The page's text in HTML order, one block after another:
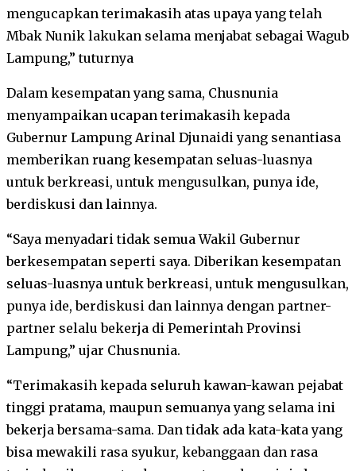
mengucapkan terimakasih atas upaya yang telah
Mbak Nunik lakukan selama menjabat sebagai Wagub
Lampung,” tuturnya
Dalam kesempatan yang sama, Chusnunia
menyampaikan ucapan terimakasih kepada
Gubernur Lampung Arinal Djunaidi yang senantiasa
memberikan ruang kesempatan seluas-luasnya
untuk berkreasi, untuk mengusulkan, punya ide,
berdiskusi dan lainnya.
“Saya menyadari tidak semua Wakil Gubernur
berkesempatan seperti saya. Diberikan kesempatan
seluas-luasnya untuk berkreasi, untuk mengusulkan,
punya ide, berdiskusi dan lainnya dengan partner-
partner selalu bekerja di Pemerintah Provinsi
Lampung,” ujar Chusnunia.
“Terimakasih kepada seluruh kawan-kawan pejabat
tinggi pratama, maupun semuanya yang selama ini
bekerja bersama-sama. Dan tidak ada kata-kata yang
bisa mewakili rasa syukur, kebanggaan dan rasa